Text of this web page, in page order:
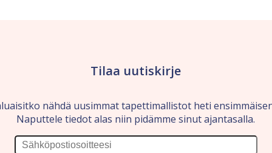
Tilaa uutiskirje
nähdä uusimmat tapettimallistot heti
Naputtele tiedot alas niin pidämme sinut ajantasalla.